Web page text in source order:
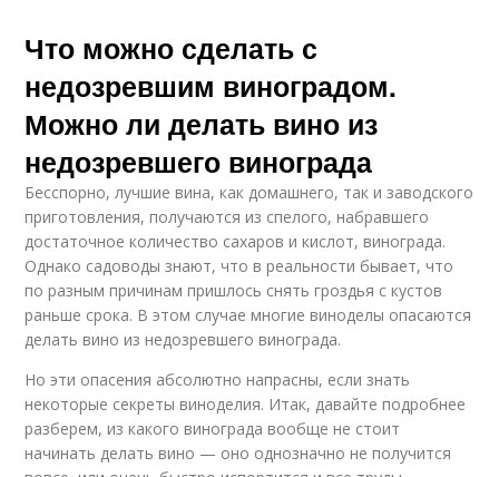
Что можно сделать с
недозревшим виноградом.
Можно ли делать вино из
недозревшего винограда
Бесспорно, лучшие вина, как домашнего, так и заводского
приготовления, получаются из спелого, набравшего
достаточное количество сахаров и кислот, винограда.
Однако садоводы знают, что в реальности бывает, что
по разным причинам пришлось снять гроздья с кустов
раньше срока. В этом случае многие виноделы опасаются
делать вино из недозревшего винограда.
Но эти опасения абсолютно напрасны, если знать
некоторые секреты виноделия. Итак, давайте подробнее
разберем, из какого винограда вообще не стоит
начинать делать вино — оно однозначно не получится